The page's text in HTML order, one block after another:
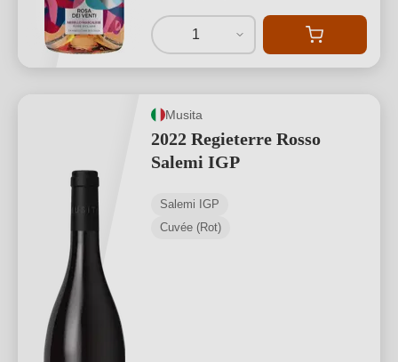
1
Musita
2022 Regieterre Rosso
Salemi IGP
Salemi IGP
Cuvée (Rot)